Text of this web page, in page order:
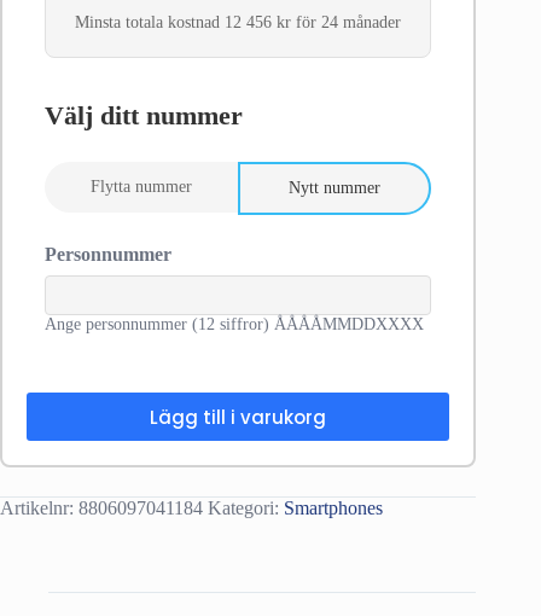
Minsta totala kostnad 12 456 kr för 24 månader
Välj ditt nummer
Flytta nummer Nytt nummer
Personnummer
Ange personnummer (12 siffror) ÅÅÅÅMMDDXXXX
Lägg till i varukorg
Artikelnr: 8806097041184 Kategori: Smartphones